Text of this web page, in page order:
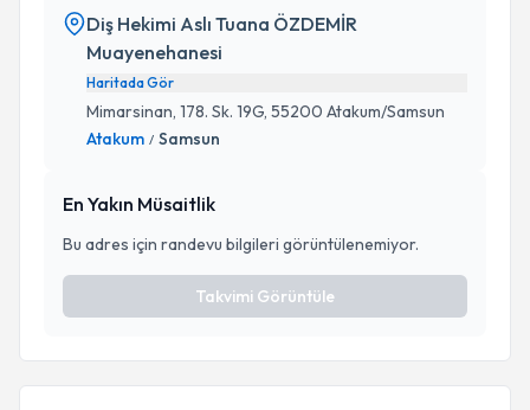
Diş Hekimi Aslı Tuana ÖZDEMİR
Muayenehanesi
Haritada Gör
Mimarsinan, 178. Sk. 19G, 55200 Atakum/Samsun
Atakum / Samsun
En Yakın Müsaitlik
Bu adres için randevu bilgileri görüntülenemiyor.
Takvimi Görüntüle